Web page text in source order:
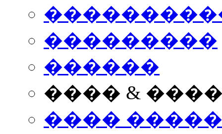
���������
������
���� &
����